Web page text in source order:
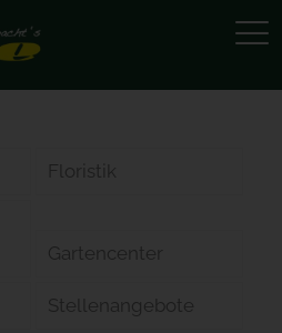
Floristik
Gartencenter
Stellenangebote